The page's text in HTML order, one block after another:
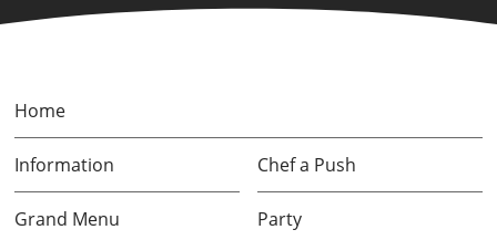
Home
Information Chef a Push
Grand Menu Party